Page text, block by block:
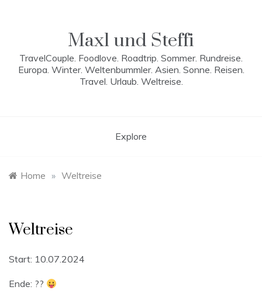
Maxl und Steffi
TravelCouple. Foodlove. Roadtrip. Sommer. Rundreise.
Europa. Winter. Weltenbummler. Asien. Sonne. Reisen.
Travel. Urlaub. Weltreise.
Explore
Home » Weltreise
Weltreise
Start: 10.07.2024
Ende: ??